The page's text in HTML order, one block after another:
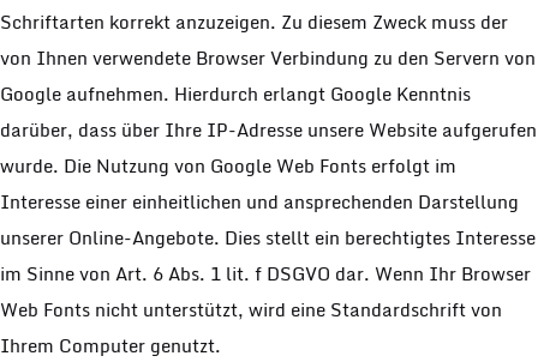
Schriftarten korrekt anzuzeigen. Zu diesem Zweck muss der
von Ihnen verwendete Browser Verbindung zu den Servern von
Google aufnehmen. Hierdurch erlangt Google Kenntnis
darüber, dass über Ihre IP-Adresse unsere Website aufgerufen
wurde. Die Nutzung von Google Web Fonts erfolgt im
Interesse einer einheitlichen und ansprechenden Darstellung
unserer Online-Angebote. Dies stellt ein berechtigtes Interesse
im Sinne von Art. 6 Abs. 1 lit. f DSGVO dar. Wenn Ihr Browser
Web Fonts nicht unterstützt, wird eine Standardschrift von
Ihrem Computer genutzt.